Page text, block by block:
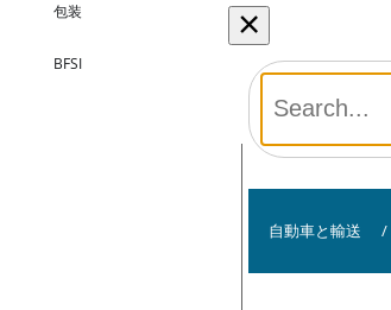
包装
BFSI
×
自動車と輸送 /